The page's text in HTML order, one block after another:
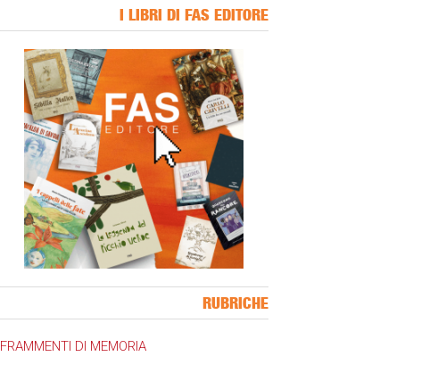
I LIBRI DI FAS EDITORE
RUBRICHE
FRAMMENTI DI MEMORIA